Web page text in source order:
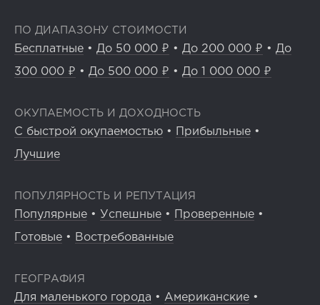
ПО ДИАПАЗОНУ СТОИМОСТИ
Бесплатные • До 50 000 ₽ • До 200 000 ₽ • До
300 000 ₽ • До 500 000 ₽ • До 1 000 000 ₽
ОКУПАЕМОСТЬ И ДОХОДНОСТЬ
С быстрой окупаемостью • Прибыльные •
Лучшие
ПОПУЛЯРНОСТЬ И РЕПУТАЦИЯ
Популярные • Успешные • Проверенные •
Готовые • Востребованные
ГЕОГРАФИЯ
Для маленького города • Американские •